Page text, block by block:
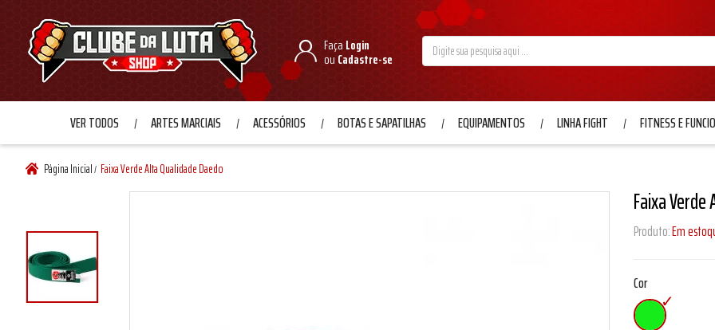
Faça Login
ou Cadastre-se
VER TODOS ARTES MARCIAIS ACESSÓRIOS BOTAS E SAPATILHAS EQUIPAMENTOS LINHA FIGHT FITNESS E
Página Inicial/ Faixa Verde Alta Qualidade Daedo
Faixa Verde
Produto:Em
Cor